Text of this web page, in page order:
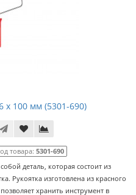
x 100 мм (5301-690)
товара: 5301-690
деталь, которая состоит из
Рукоятка изготовлена из красного
хранить инструмент в